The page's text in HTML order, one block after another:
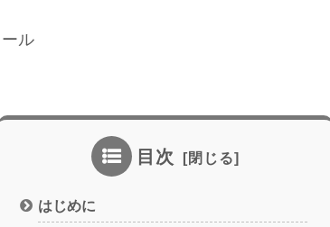
ル
目次
はじめに